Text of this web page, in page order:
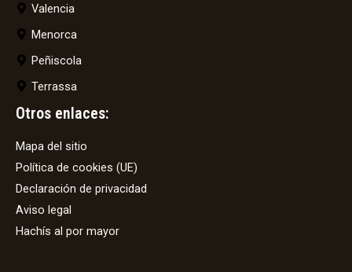
Valencia
Menorca
Peñiscola
Terrassa
Otros enlaces:
Mapa del sitio
Política de cookies (UE)
Declaración de privacidad
Aviso legal
Hachís al por mayor